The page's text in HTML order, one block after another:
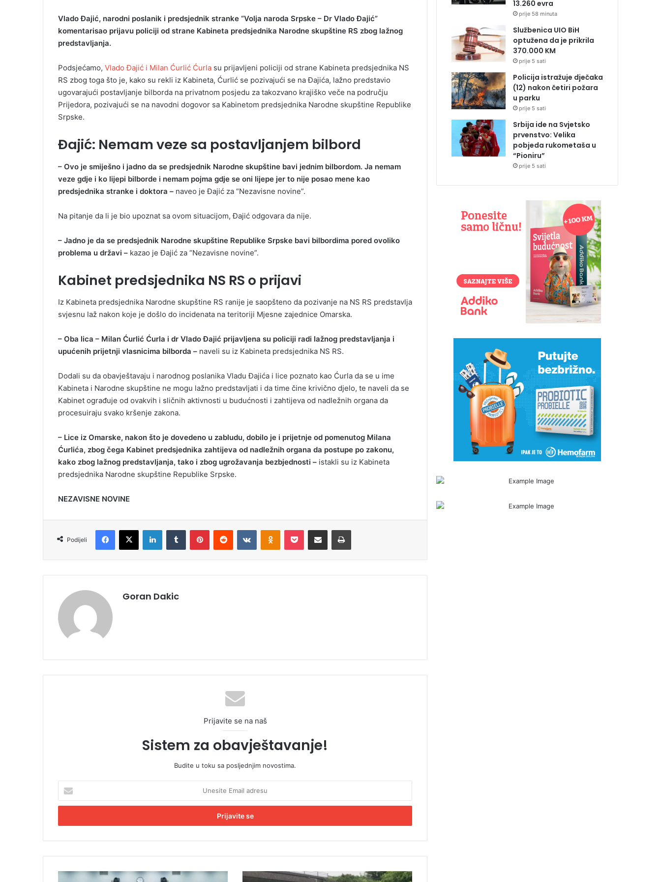
Vlado Đajić, narodni poslanik i predsjednik stranke “Volja naroda Srpske – Dr Vlado Đajić”
komentarisao prijavu policiji od strane Kabineta predsjednika Narodne skupštine RS zbog lažnog
predstavljanja.
Podsjećamo, Vlado Đajić i Milan Ćurlić Ćurla su prijavljeni policiji od strane Kabineta predsjednika NS
RS zbog toga što je, kako su rekli iz Kabineta, Ćurlić se pozivajući se na Đajića, lažno predstavio
ugovarajući postavljanje bilborda na privatnom posjedu za takozvano krajiško veče na području
Prijedora, pozivajući se na navodni dogovor sa Kabinetom predsjednika Narodne skupštine Republike
Srpske.
Đajić: Nemam veze sa postavljanjem bilbord
– Ovo je smiješno i jadno da se predsjednik Narodne skupštine bavi jednim bilbordom. Ja nemam
veze gdje i ko lijepi bilborde i nemam pojma gdje se oni lijepe jer to nije posao mene kao
predsjednika stranke i doktora – naveo je Đajić za “Nezavisne novine”.
Na pitanje da li je bio upoznat sa ovom situacijom, Đajić odgovara da nije.
– Jadno je da se predsjednik Narodne skupštine Republike Srpske bavi bilbordima pored ovoliko
problema u državi – kazao je Đajić za “Nezavisne novine”.
Kabinet predsjednika NS RS o prijavi
Iz Kabineta predsjednika Narodne skupštine RS ranije je saopšteno da pozivanje na NS RS predstavlja
svjesnu laž nakon koje je došlo do incidenata na teritoriji Mjesne zajednice Omarska.
– Oba lica – Milan Ćurlić Ćurla i dr Vlado Đajić prijavljena su policiji radi lažnog predstavljanja i
upućenih prijetnji vlasnicima bilborda – naveli su iz Kabineta predsjednika NS RS.
Dodali su da obavještavaju i narodnog poslanika Vladu Đajića i lice poznato kao Ćurla da se u ime
Kabineta i Narodne skupštine ne mogu lažno predstavljati i da time čine krivično djelo, te naveli da se
Kabinet ograđuje od ovakvih i sličnih aktivnosti u budućnosti i zahtijeva od nadležnih organa da
procesuiraju svako kršenje zakona.
– Lice iz Omarske, nakon što je dovedeno u zabludu, dobilo je i prijetnje od pomenutog Milana
Ćurlića, zbog čega Kabinet predsjednika zahtijeva od nadležnih organa da postupe po zakonu,
kako zbog lažnog predstavljanja, tako i zbog ugrožavanja bezbjednosti – istakli su iz Kabineta
predsjednika Narodne skupštine Republike Srpske.
NEZAVISNE NOVINE
Podijeli
Goran Dakic
Prijavite se na naš
Sistem za obavještavanje!
Budite u toku sa posljednjim novostima.
e
i
E
T
13.260 evra
prije 58 minuta
Službenica UIO BiH
optužena da je prikrila
370.000 KM
prije 5 sati
Policija istražuje dječaka
(12) nakon četiri požara
u parku
prije 5 sati
Srbija ide na Svjetsko
prvenstvo: Velika
pobjeda rukometaša u
“Pioniru”
prije 5 sati